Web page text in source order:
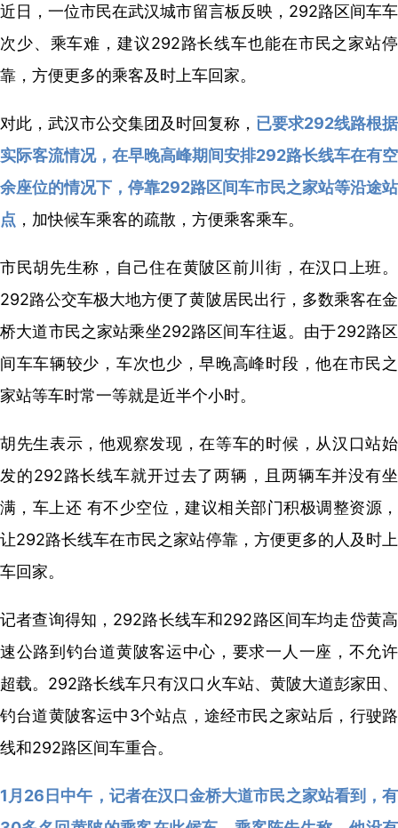
近日，一位市民在武汉城市留言板反映，292路区间车车
次少、乘车难，建议292路长线车也能在市民之家站停
靠，方便更多的乘客及时上车回家。
对此，武汉市公交集团及时回复称， 已要求292线路根据
实际客流情况，在早晚高峰期间安排292路长线车在有空
余座位的情况下，停靠292路区间车市民之家站等沿途站
点 ，加快候车乘客的疏散，方便乘客乘车。
市民胡先生称，自己住在黄陂区前川街，在汉口上班。
292路公交车极大地方便了黄陂居民出行，多数乘客在金
桥大道市民之家站乘坐292路区间车往返。由于292路区
间车车辆较少，车次也少，早晚高峰时段，他在市民之
家站等车时常一等就是近半个小时。
胡先生表示，他观察发现，在等车的时候，从汉口站始
发的292路长线车就开过去了两辆，且两辆车并没有坐
满，车上还 有不少空位，建议相关部门积极调整资源，
让292路长线车在市民之家站停靠，方便更多的人及时上
车回家。
记者查询得知，292路长线车和292路区间车均走岱黄高
速公路到钓台道黄陂客运中心，要求一人一座，不允许
超载。292路长线车只有汉口火车站、黄陂大道彭家田、
钓台道黄陂客运中3个站点，途经市民之家站后，行驶路
线和292路区间车重合。
1月26日中午，记者在汉口金桥大道市民之家站看到，有